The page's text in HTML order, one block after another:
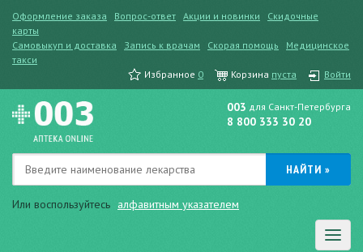
Оформление заказа Вопрос-ответ Акции и новинки
Скидочные
карты
Самовыкуп и доставка
Запись к врачам Скорая помощь
Медицинское
такси
Избранное 0 Корзина пуста Войти
Или воспользуйтесь алфавитным указателем
003 для Санкт-Петербурга
8 800 333 30 20